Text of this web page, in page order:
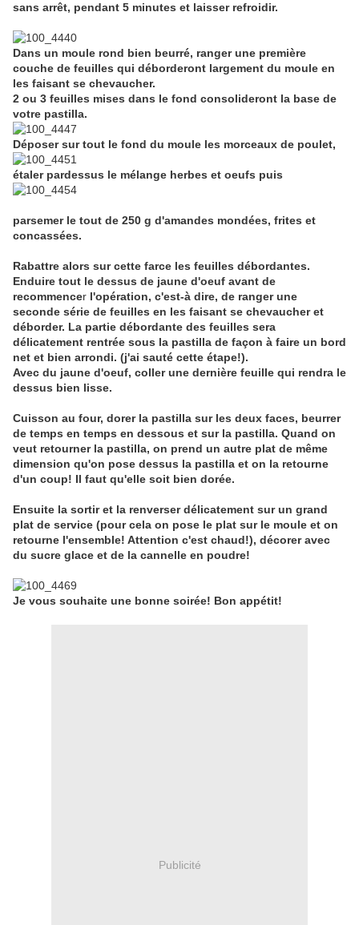
sans arrêt, pendant 5 minutes et laisser refroidir.
Dans un moule rond bien beurré, ranger une première
couche de feuilles qui déborderont largement du moule en
les faisant se chevaucher.
2 ou 3 feuilles mises dans le fond consolideront la base de
votre pastilla.
Déposer sur tout le fond du moule les morceaux de poulet,
étaler pardessus le mélange herbes et oeufs puis
parsemer le tout de 250 g d'amandes mondées, frites et
concassées.
Rabattre alors sur cette farce les feuilles débordantes.
Enduire tout le dessus de jaune d'oeuf avant de
recommencer l'opération, c'est-à dire, de ranger une
seconde série de feuilles en les faisant se chevaucher et
déborder. La partie débordante des feuilles sera
délicatement rentrée sous la pastilla de façon à faire un bord
net et bien arrondi. (j'ai sauté cette étape!).
Avec du jaune d'oeuf, coller une dernière feuille qui rendra le
dessus bien lisse.
Cuisson au four, dorer la pastilla sur les deux faces, beurrer
de temps en temps en dessous et sur la pastilla. Quand on
veut retourner la pastilla, on prend un autre plat de même
dimension qu'on pose dessus la pastilla et on la retourne
d'un coup! Il faut qu'elle soit bien dorée.
Ensuite la sortir et la renverser délicatement sur un grand
plat de service (pour cela on pose le plat sur le moule et on
retourne l'ensemble! Attention c'est chaud!), décorer avec
du sucre glace et de la cannelle en poudre!
Je vous souhaite une bonne soirée! Bon appétit!
Publicité